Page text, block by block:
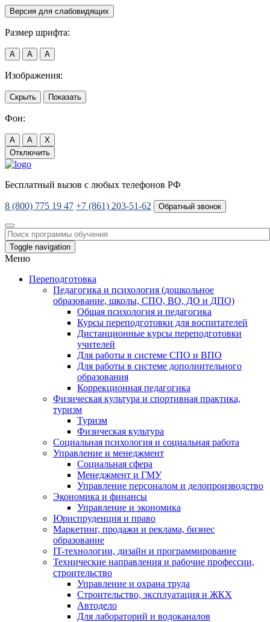
Версия для слабовидящих
Размер шрифта:
A A A
Изображения:
Скрыть Показать
Фон:
A A
X
Отключить
Бесплатный вызов с любых телефонов РФ
8 (800) 775 19 47 +7 (861) 203-51-62 Обратный звонок
Toggle navigation
Меню
Переподготовка
Педагогика и психология (дошкольное
образование, школы, СПО, ВО, ДО и ДПО)
Общая психология и педагогика
Курсы переподготовки для воспитателей
Дистанционные курсы переподготовки
учителей
Для работы в системе СПО и ВПО
Для работы в системе дополнительного
образования
Коррекционная педагогика
Физическая культура и спортивная практика,
туризм
Туризм
Физическая культура
Социальная психология и социальная работа
Управление и менеджмент
Социальная сфера
Менеджмент и ГМУ
Управление персоналом и делопроизводство
Экономика и финансы
Управление и экономика
Юриспруденция и право
Маркетинг, продажи и реклама, бизнес
образование
IT-технологии, дизайн и программирование
Технические направления и рабочие профессии,
строительство
Управление и охрана труда
Строительство, эксплуатация и ЖКХ
Автодело
Для лабораторий и водоканалов